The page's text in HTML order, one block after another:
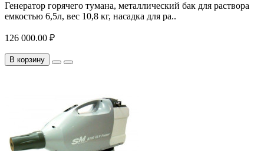
Генератор горячего тумана, металлический бак для раствора
емкостью 6,5л, вес 10,8 кг, насадка для ра..
126 000.00 ₽
В корзину